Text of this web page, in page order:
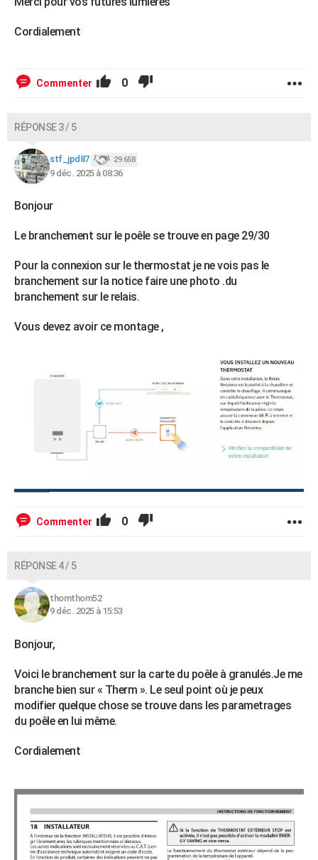
Cordialement
Commenter 0
RÉPONSE 3 / 5
stf_jpd87 29 658
9 déc. 2025 à 08:36
Bonjour
Le branchement sur le poêle se trouve en page 29/30
Pour la connexion sur le thermostat je ne vois pas le
branchement sur la notice faire une photo .du
branchement sur le relais.
Vous devez avoir ce montage ,
Commenter 0
RÉPONSE 4 / 5
thomthom52
9 déc. 2025 à 15:53
Bonjour,
Voici le branchement sur la carte du poêle à granulés.Je me
branche bien sur « Therm ». Le seul point où je peux
modifier quelque chose se trouve dans les parametrages
du poêle en lui même.
Cordialement